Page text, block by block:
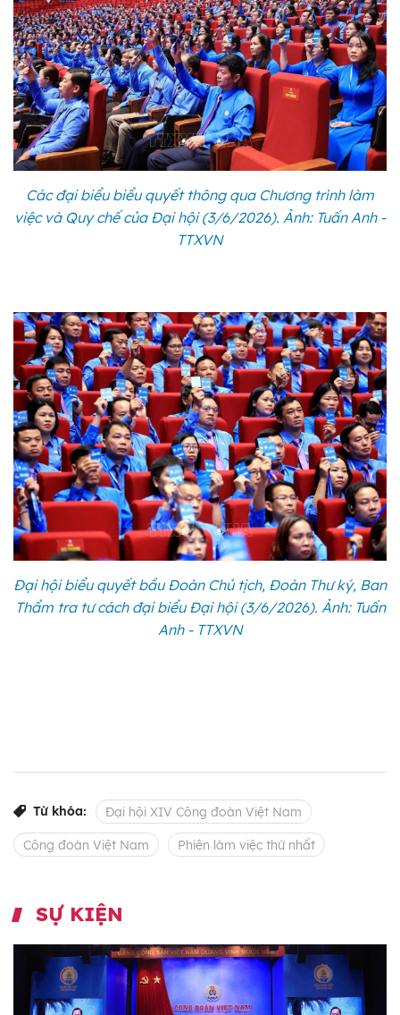
Các đại biểu biểu quyết thông qua Chương trình làm
việc và Quy chế của Đại hội (3/6/2026). Ảnh: Tuấn Anh -
TTXVN
Đại hội biểu quyết bầu Đoàn Chủ tịch, Đoàn Thư ký, Ban
Thẩm tra tư cách đại biểu Đại hội (3/6/2026). Ảnh: Tuấn
Anh - TTXVN
Từ khóa: Đại hội XIV Công đoàn Việt Nam
Công đoàn Việt Nam Phiên làm việc thứ nhất
SỰ KIỆN